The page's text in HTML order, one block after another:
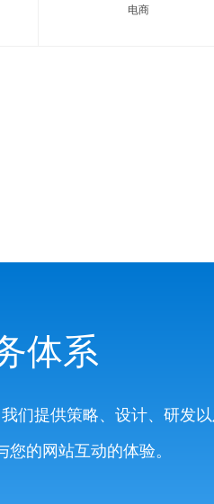
电商
体系
们提供策略、设计、研发以
的网站互动的体验。